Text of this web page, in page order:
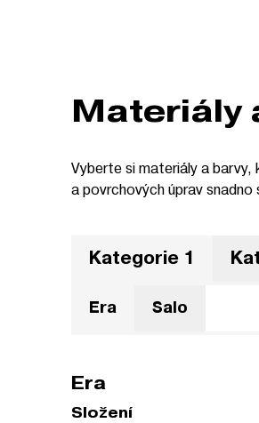
Materiály
Vyberte si materiály a barvy,
a povrchových úprav
Kategorie 1
Era Salo
Era
Složení